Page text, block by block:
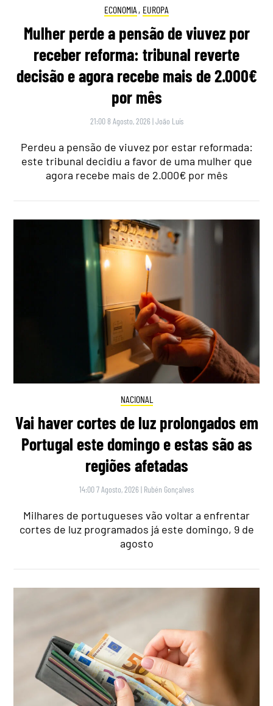
ECONOMIA , EUROPA
Mulher perde a pensão de viuvez por
receber reforma: tribunal reverte
decisão e agora recebe mais de 2.000€
por mês
21:00 8 Agosto, 2026 |João Luís
Perdeu a pensão de viuvez por estar reformada:
este tribunal decidiu a favor de uma mulher que
agora recebe mais de 2.000€ por mês
NACIONAL
Vai haver cortes de luz prolongados em
Portugal este domingo e estas são as
regiões afetadas
14:00 7 Agosto, 2026 | Rubén Gonçalves
Milhares de portugueses vão voltar a enfrentar
cortes de luz programados já este domingo, 9 de
agosto